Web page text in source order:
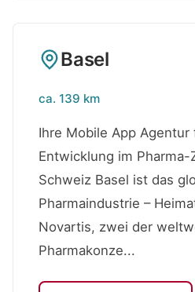
Basel
ca. 139 km
Ihre Mobile App
Entwicklung im
Schweiz Basel ist das
Pharmaindustrie –
Novartis, zwei der
Pharmakonze...